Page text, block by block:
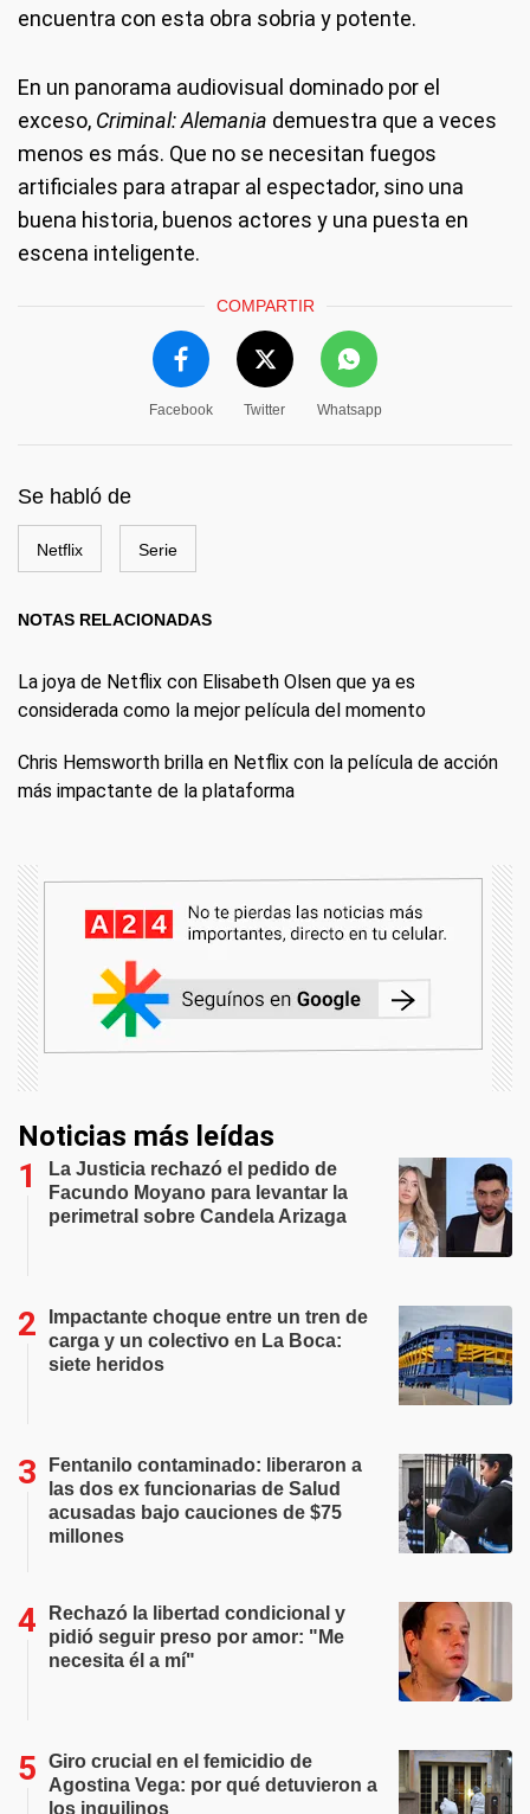
encuentra con esta obra sobria y potente.
En un panorama audiovisual dominado por el
exceso, Criminal: Alemania demuestra que a veces
menos es más. Que no se necesitan fuegos
artificiales para atrapar al espectador, sino una
buena historia, buenos actores y una puesta en
escena inteligente.
COMPARTIR
Facebook Twitter Whatsapp
Se habló de
Netflix Serie
NOTAS RELACIONADAS
La joya de Netflix con Elisabeth Olsen que ya es
considerada como la mejor película del momento
Chris Hemsworth brilla en Netflix con la película de acción
más impactante de la plataforma
Noticias más leídas
La Justicia rechazó el pedido de
Facundo Moyano para levantar la
perimetral sobre Candela Arizaga
Impactante choque entre un tren de
carga y un colectivo en La Boca:
siete heridos
Fentanilo contaminado: liberaron a
las dos ex funcionarias de Salud
acusadas bajo cauciones de $75
millones
Rechazó la libertad condicional y
pidió seguir preso por amor: "Me
necesita él a mí"
Giro crucial en el femicidio de
Agostina Vega: por qué detuvieron a
los inquilinos